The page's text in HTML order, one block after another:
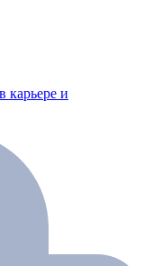
карьере и